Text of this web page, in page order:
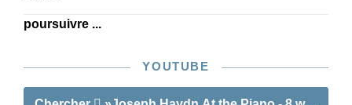
poursuivre ...
YOUTUBE